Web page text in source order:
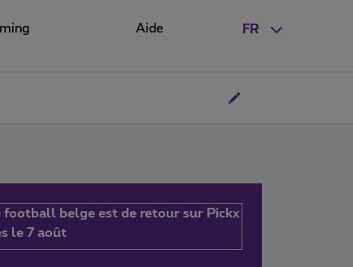
FR
Aide
football belge est de retour sur Pickx
le 7 août